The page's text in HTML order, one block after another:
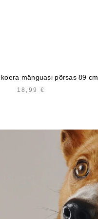
mänguasi põrsas 89 cm
18,99 €